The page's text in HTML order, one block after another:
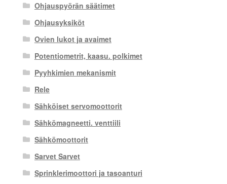
Ohjauspyörän säätimet
Ohjausyksiköt
Ovien lukot ja avaimet
Potentiometrit, kaasu. polkimet
Pyyhkimien mekanismit
Rele
Sähköiset servomoottorit
Sähkömagneetti. venttiili
Sähkömoottorit
Sarvet Sarvet
Sprinklerimoottori ja tasoanturi